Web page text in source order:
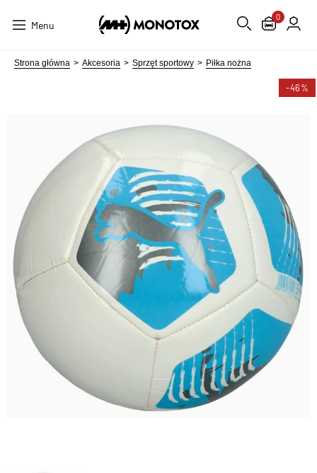
Menu
0
Strona główna Akcesoria Sprzęt sportowy Piłka nożna
-46%